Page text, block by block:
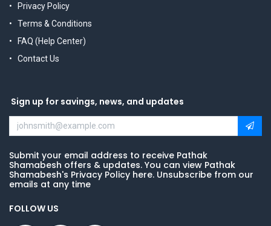
Privacy Policy
Terms & Conditions
FAQ (Help Center)
Contact Us
Sign up for savings, news, and updates
Submit your email address to receive Pathak
Shamabesh offers & updates. You can view Pathak
Shamabesh's Privacy Policy here. Unsubscribe from our
emails at any time
FOLLOW US